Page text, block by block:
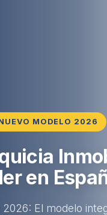
MODELO 2026
en
El modelo